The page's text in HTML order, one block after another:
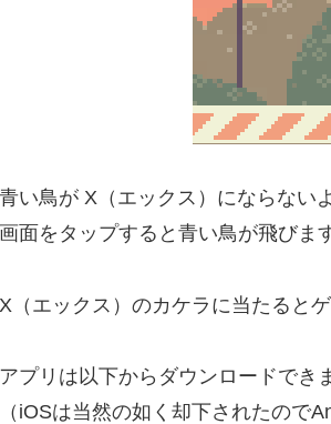
青い鳥が X（エックス）にならない
画面をタップすると青い鳥が飛びま
X（エックス）のカケラに当たると
アプリは以下からダウンロードでき
（iOSは当然の如く却下されたので